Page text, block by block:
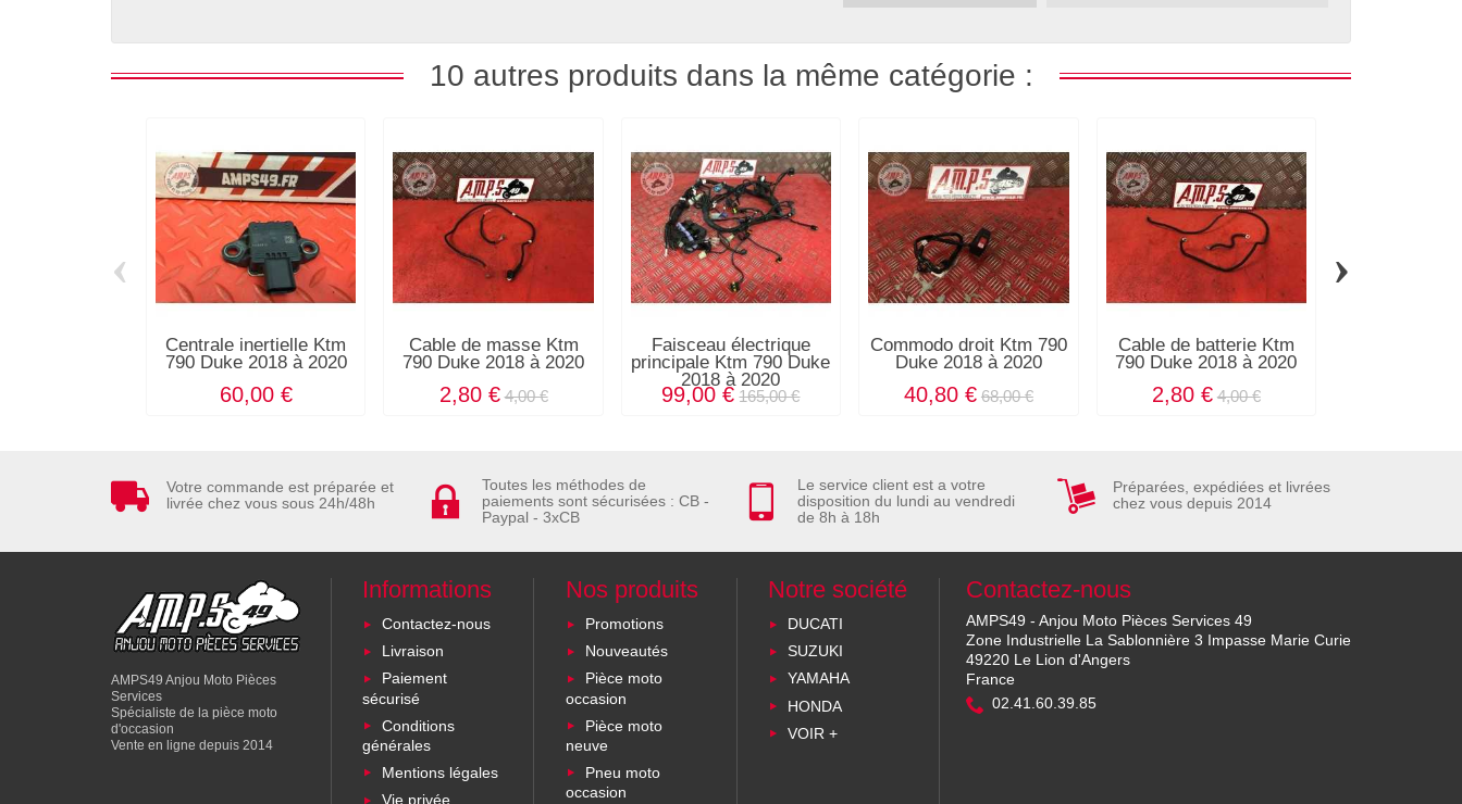
10 autres produits dans la même catégorie :
Centrale inertielle Ktm
790 Duke 2018 à 2020
60,00 €
Cable de masse Ktm
790 Duke 2018 à 2020
2,80 € 4,00 €
Faisceau électrique
principale Ktm 790 Duke
2018 à 2020
99,00 € 165,00 €
Commodo droit Ktm 790
Duke 2018 à 2020
40,80 € 68,00 €
Cable de batterie Ktm
790 Duke 2018 à 2020
2,80 € 4,00 €
‹ ›
Votre commande est préparée et
livrée chez vous sous 24h/48h
Toutes les méthodes de
paiements sont sécurisées : CB -
Paypal - 3xCB
Le service client est a votre
disposition du lundi au vendredi
de 8h à 18h
Préparées, expédiées et livrées
chez vous depuis 2014
AMPS49 Anjou Moto Pièces
Services
Spécialiste de la pièce moto
d'occasion
Vente en ligne depuis 2014
Informations
Contactez-nous
Livraison
Paiement
sécurisé
Conditions
générales
Mentions légales
Vie privée
Nos produits
Promotions
Nouveautés
Pièce moto
occasion
Pièce moto
neuve
Pneu moto
occasion
Notre société
DUCATI
SUZUKI
YAMAHA
HONDA
VOIR +
Contactez-nous
AMPS49 - Anjou Moto Pièces Services 49
Zone Industrielle La Sablonnière 3 Impasse Marie Curie
49220 Le Lion d'Angers
France
02.41.60.39.85